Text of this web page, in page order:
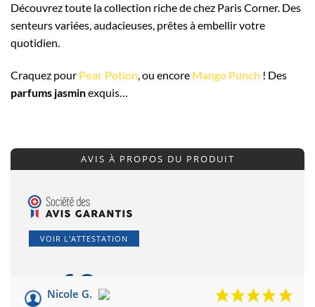
Découvrez toute la collection riche de chez Paris Corner. Des
senteurs variées, audacieuses, prêtes à embellir votre
quotidien.
Craquez pour Pear Potion, ou encore Mango Punch ! Des
parfums jasminexquis…
AVIS À PROPOS DU PRODUIT
VOIR L'ATTESTATION
10 /10
Nicole G.